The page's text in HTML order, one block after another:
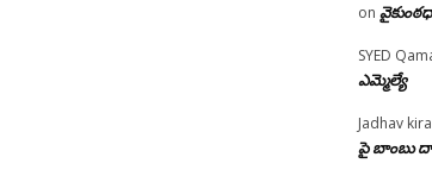
on
SYED
ఎమ్మెల్యే
Jadhav
పై బాంబు